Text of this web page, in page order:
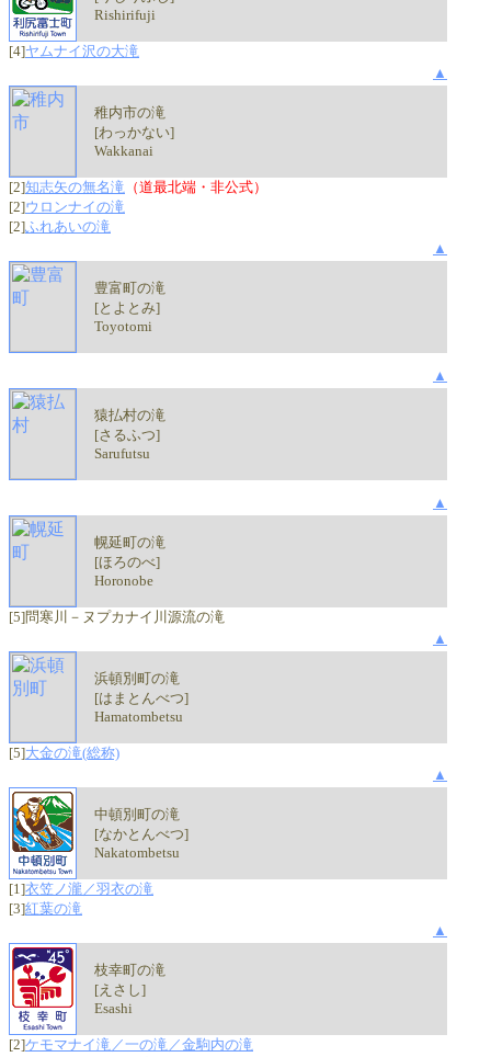
Rishirifuji
[4]ヤムナイ沢の大滝
▲
稚内市の滝
[わっかない]
Wakkanai
[2]知志矢の無名滝 （道最北端・非公式）
[2]ウロンナイの滝
[2]ふれあいの滝
▲
豊富町の滝
[とよとみ]
Toyotomi
▲
猿払村の滝
[さるふつ]
Sarufutsu
▲
幌延町の滝
[ほろのべ]
Horonobe
[5]問寒川－ヌプカナイ川源流の滝
▲
浜頓別町の滝
[はまとんべつ]
Hamatombetsu
[5]大金の滝(総称)
▲
中頓別町の滝
[なかとんべつ]
Nakatombetsu
[1]衣笠ノ瀧／羽衣の滝
[3]紅葉の滝
▲
枝幸町の滝
[えさし]
Esashi
[2]ケモマナイ滝／一の滝／金駒内の滝